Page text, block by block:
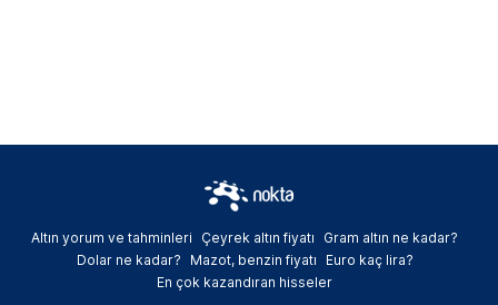
Altın yorum ve tahminleri Çeyrek altın fiyatı
Gram altın ne kadar?
Dolar ne kadar?
Mazot, benzin fiyatı
Euro kaç lira?
En çok kazandıran hisseler